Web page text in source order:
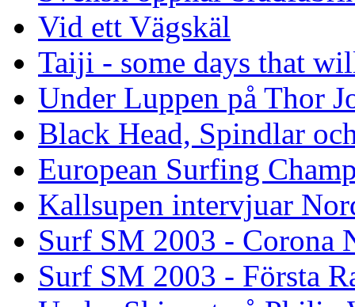
Vid ett Vägskäl
Taiji - some days that
Under Luppen på Thor
Black Head, Spindlar
European Surfing
Kallsupen intervjuar
Surf SM 2003 - Corona
Surf SM 2003 - Första